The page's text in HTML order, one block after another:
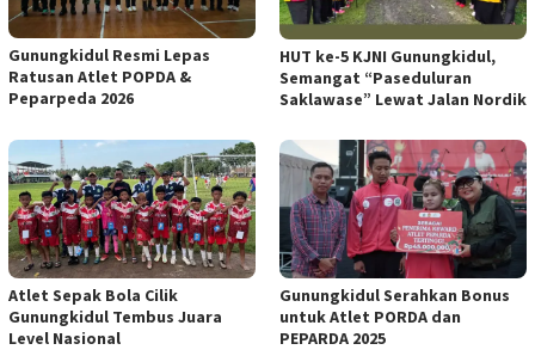
Gunungkidul Resmi Lepas
Ratusan Atlet POPDA &
Peparpeda 2026
HUT ke-5 KJNI Gunungkidul,
Semangat “Paseduluran
Saklawase” Lewat Jalan Nordik
Atlet Sepak Bola Cilik
Gunungkidul Tembus Juara
Level Nasional
Gunungkidul Serahkan Bonus
untuk Atlet PORDA dan
PEPARDA 2025